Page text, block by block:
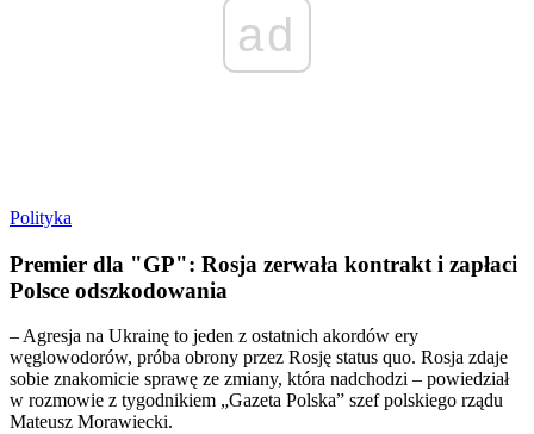
ad
Polityka
Premier dla "GP": Rosja zerwała kontrakt i zapłaci
Polsce odszkodowania
– Agresja na Ukrainę to jeden z ostatnich akordów ery
węglowodorów, próba obrony przez Rosję status quo. Rosja zdaje
sobie znakomicie sprawę ze zmiany, która nadchodzi – powiedział
w rozmowie z tygodnikiem „Gazeta Polska” szef polskiego rządu
Mateusz Morawiecki.